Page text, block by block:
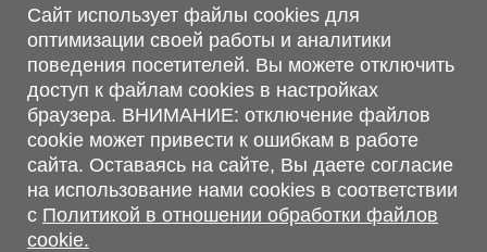
Магазин, склад
г. Минск, Минский р-н, п. Привольный, ул. Мира, 20А,
223062
г. Брест, ул. Лейтенанта Рябцева, 108 В, 224701
Обращаем Ваше внимание, что вся предоставленная на сайте
информация, касающаяся комплектаций, технических
характеристик, цветовых сочетаний, а также стоимости и
сервисного обслуживания носит информационный характер и
не является публичной офертой, определяемой п.2 ст.407
Гражданского кодекса Республики Беларусь.
Сайт использует файлы cookies для
оптимизации своей работы и аналитики
поведения посетителей. Вы можете отключить
доступ к файлам cookies в настройках
браузера. ВНИМАНИЕ: отключение файлов
cookie может привести к ошибкам в работе
сайта. Оставаясь на сайте, Вы даете согласие
на использование нами cookies в соответствии
с Политикой в отношении обработки файлов
cookie.